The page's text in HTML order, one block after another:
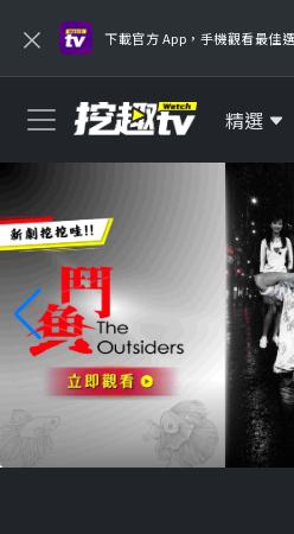
× 下載官方 App，手機觀看最佳選
精選